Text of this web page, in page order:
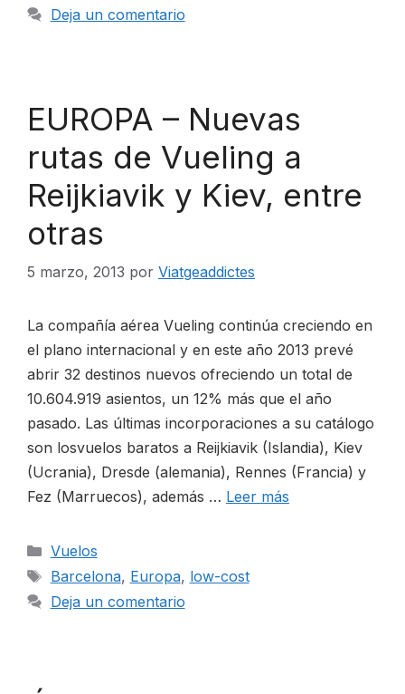
Deja un comentario
EUROPA – Nuevas
rutas de Vueling a
Reijkiavik y Kiev, entre
otras
5 marzo, 2013 por Viatgeaddictes
La compañía aérea Vueling continúa creciendo en
el plano internacional y en este año 2013 prevé
abrir 32 destinos nuevos ofreciendo un total de
10.604.919 asientos, un 12% más que el año
pasado. Las últimas incorporaciones a su catálogo
son losvuelos baratos a Reijkiavik (Islandia), Kiev
(Ucrania), Dresde (alemania), Rennes (Francia) y
Fez (Marruecos), además … Leer más
Categorías
Vuelos
Etiquetas
Barcelona, Europa, low-cost
Deja un comentario